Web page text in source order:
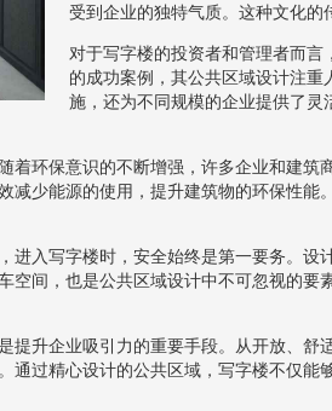
受到企业的独特气质。这种文化的
对于写字楼的投资者和管理者而
的成功案例，其公共区域设计注
施，还为不同规模的企业提供了
环保意识的不断增强，许多企业和建筑
少能源的使用，提升建筑物的环保性
入写字楼时，安全始终是第一要务。
间，也是公共区域设计中不可忽视的
升企业吸引力的重要手段。从开放、
过精心设计的公共区域，写字楼不仅